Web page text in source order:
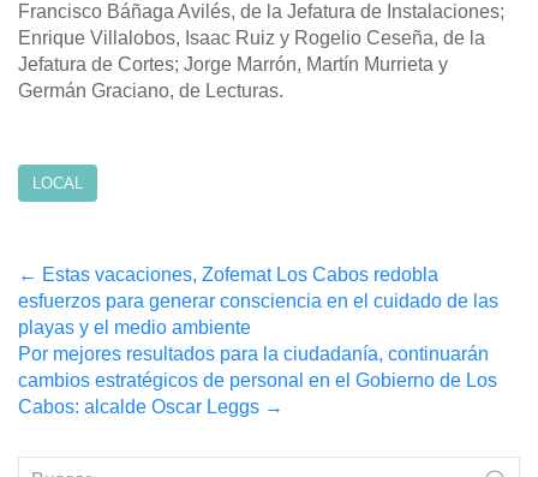
Francisco Báñaga Avilés, de la Jefatura de Instalaciones;
Enrique Villalobos, Isaac Ruiz y Rogelio Ceseña, de la
Jefatura de Cortes; Jorge Marrón, Martín Murrieta y
Germán Graciano, de Lecturas.
LOCAL
Post
navigation
← Estas vacaciones, Zofemat Los Cabos redobla
esfuerzos para generar consciencia en el cuidado de las
playas y el medio ambiente
Por mejores resultados para la ciudadanía, continuarán
cambios estratégicos de personal en el Gobierno de Los
Cabos: alcalde Oscar Leggs →